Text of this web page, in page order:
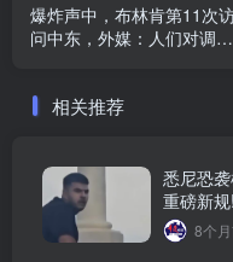
爆炸声中，布林肯第11次
问中东，外媒：人们对调停
相关推荐
悉尼恐
重磅新
8个